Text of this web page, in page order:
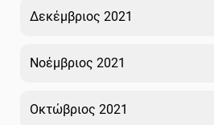
Δεκέμβριος 2021
Νοέμβριος 2021
Οκτώβριος 2021